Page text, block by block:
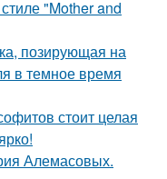
"Mother and
позирующая на
в темное время
стоит целая
Алемасовых.